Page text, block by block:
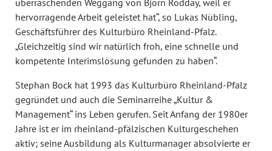
überraschenden Weggang von Björn Rodday, weil er
hervorragende Arbeit geleistet hat“, so Lukas Nübling,
Geschäftsführer des Kulturbüro Rheinland-Pfalz.
„Gleichzeitig sind wir natürlich froh, eine schnelle und
kompetente Interimslösung gefunden zu haben“.
Stephan Bock hat 1993 das Kulturbüro Rheinland-Pfalz
gegründet und auch die Seminarreihe „Kultur &
Management“ ins Leben gerufen. Seit Anfang der 1980er
Jahre ist er im rheinland-pfälzischen Kulturgeschehen
aktiv; seine Ausbildung als Kulturmanager absolvierte er